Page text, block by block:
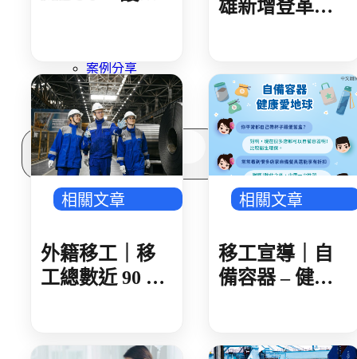
案例分享
歷年評鑑成績
失聯協尋
搜
尋
雄新增登革熱
據實告知旅遊
史 遭開罰 1 萬
元
相關文章
外籍移工｜移
工總數近 90 萬
頭 金屬、機械
相關文章
移工宣導｜自
備容器 – 健康